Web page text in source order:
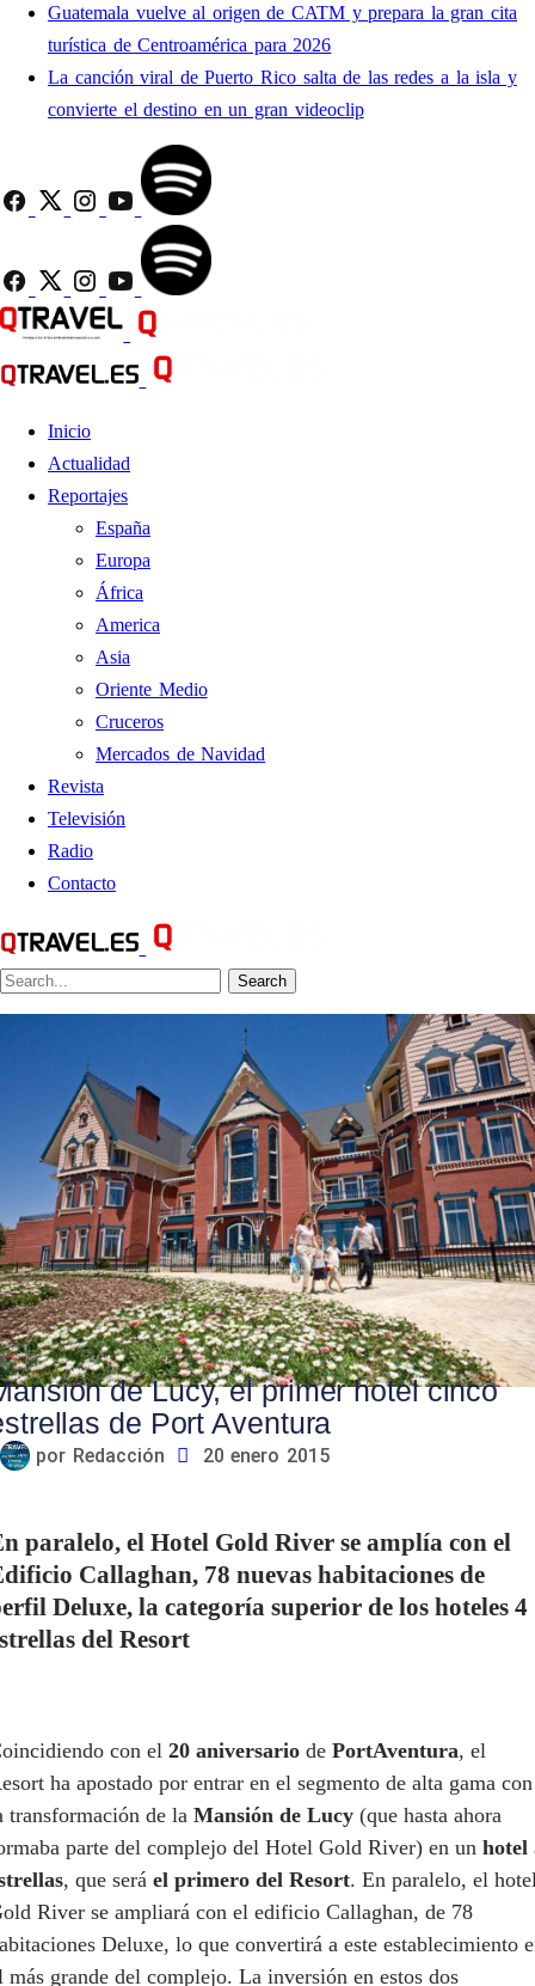
Guatemala vuelve al origen de CATM y prepara la gran cita
turística de Centroamérica para 2026
La canción viral de Puerto Rico salta de las redes a la isla y
convierte el destino en un gran videoclip
Inicio
Actualidad
Reportajes
España
Europa
África
America
Asia
Oriente Medio
Cruceros
Mercados de Navidad
Revista
Televisión
Radio
Contacto
Search
de Lucy, el primer hotel cinco
de Port Aventura
por Redacción 20 enero 2015
paralelo, el Hotel Gold River se amplía con el
Callaghan, 78 nuevas habitaciones de
Deluxe, la categoría superior de los hoteles 4
del Resort
con el 20 aniversario de PortAventura, el
ha apostado por entrar en el segmento de alta gama con
transformación de la Mansión de Lucy (que hasta ahora
parte del complejo del Hotel Gold River) en un hotel
, que será el primero del Resort. En paralelo, el
River se ampliará con el edificio Callaghan, de 78
Deluxe, lo que convertirá a este establecimiento
más grande del complejo. La inversión en estos dos